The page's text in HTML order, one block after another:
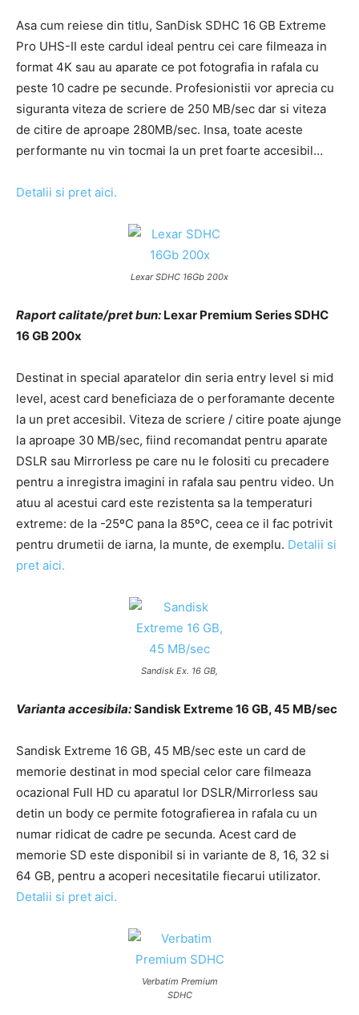
Asa cum reiese din titlu, SanDisk SDHC 16 GB Extreme
Pro UHS-II este cardul ideal pentru cei care filmeaza in
format 4K sau au aparate ce pot fotografia in rafala cu
peste 10 cadre pe secunde. Profesionistii vor aprecia cu
siguranta viteza de scriere de 250 MB/sec dar si viteza
de citire de aproape 280MB/sec. Insa, toate aceste
performante nu vin tocmai la un pret foarte accesibil…
Detalii si pret aici.
Lexar SDHC 16Gb 200x
Raport calitate/pret bun: Lexar Premium Series SDHC
16 GB 200x
Destinat in special aparatelor din seria entry level si mid
level, acest card beneficiaza de o perforamante decente
la un pret accesibil. Viteza de scriere / citire poate ajunge
la aproape 30 MB/sec, fiind recomandat pentru aparate
DSLR sau Mirrorless pe care nu le folositi cu precadere
pentru a inregistra imagini in rafala sau pentru video. Un
atuu al acestui card este rezistenta sa la temperaturi
extreme: de la -25ºC pana la 85ºC, ceea ce il fac potrivit
pentru drumetii de iarna, la munte, de exemplu. Detalii si
pret aici.
Sandisk Ex. 16 GB,
Varianta accesibila:Sandisk Extreme 16 GB, 45 MB/sec
Sandisk Extreme 16 GB, 45 MB/sec este un card de
memorie destinat in mod special celor care filmeaza
ocazional Full HD cu aparatul lor DSLR/Mirrorless sau
detin un body ce permite fotografierea in rafala cu un
numar ridicat de cadre pe secunda. Acest card de
memorie SD este disponibil si in variante de 8, 16, 32 si
64 GB, pentru a acoperi necesitatile fiecarui utilizator.
Detalii si pret aici.
Verbatim Premium
SDHC